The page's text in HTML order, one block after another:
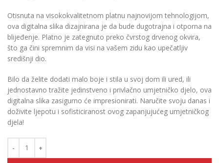
Otisnuta na visokokvalitetnom platnu najnovijom tehnologijom,
ova digitalna slika dizajnirana je da bude dugotrajna i otporna na
blijeđenje. Platno je zategnuto preko čvrstog drvenog okvira,
što ga čini spremnim da visi na vašem zidu kao upečatljiv
središnji dio.
Bilo da želite dodati malo boje i stila u svoj dom ili ured, ili
jednostavno tražite jedinstveno i privlačno umjetničko djelo, ova
digitalna slika zasigurno će impresionirati. Naručite svoju danas i
doživite ljepotu i sofisticiranost ovog zapanjujućeg umjetničkog
djela!